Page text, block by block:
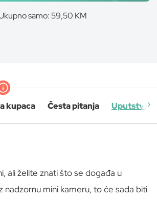
samo: 59,50 KM
kupaca Česta pitanja Uputstva
ali želite znati što se događa u
nadzornu mini kameru, to će sada biti